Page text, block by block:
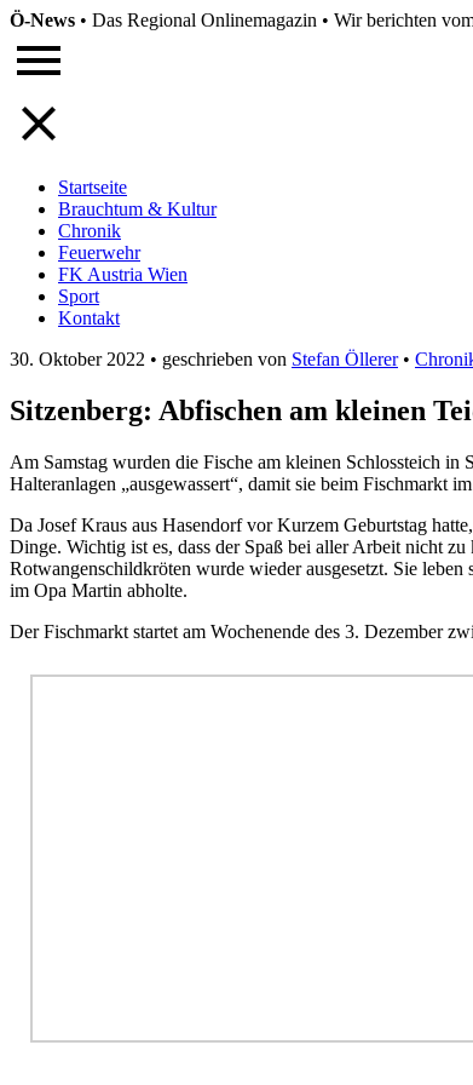
Ö-News • Das Regional Onlinemagazin • Wir berichten
Startseite
Brauchtum & Kultur
Chronik
Feuerwehr
FK Austria Wien
Sport
Kontakt
30. Oktober 2022 • geschrieben von Stefan Öllerer •
Sitzenberg: Abfischen am kleinen
Am Samstag wurden die Fische am kleinen Schlossteich
Halteranlagen „ausgewassert“, damit sie beim Fischmarkt
Da Josef Kraus aus Hasendorf vor Kurzem Geburtstag
Dinge. Wichtig ist es, dass der Spaß bei aller Arbeit nicht
Rotwangenschildkröten wurde wieder ausgesetzt. Sie
im Opa Martin abholte.
Der Fischmarkt startet am Wochenende des 3. Dezember